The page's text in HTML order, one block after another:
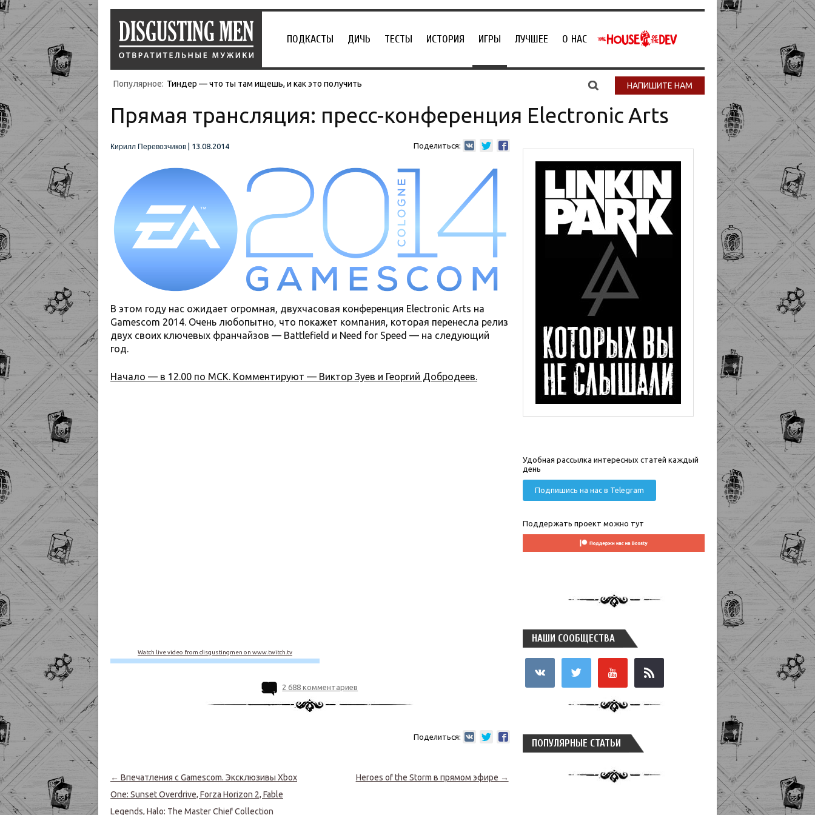
ПОДКАСТЫ ДИЧЬ ТЕСТЫ ИСТОРИЯ ИГРЫ ЛУЧШЕЕ О НАС
Популярное: Тиндер — что ты там ищешь, и как это получить НАПИШИТЕ НАМ
Прямая трансляция: пресс-конференция Electronic Arts
Кирилл Перевозчиков 13.08.2014 Поделиться:
В этом году нас ожидает огромная, двухчасовая конференция Electronic Arts на
Gamescom 2014. Очень любопытно, что покажет компания, которая перенесла релиз
двух своих ключевых франчайзов — Battlefield и Need for Speed — на следующий
год.
Начало — в 12.00 по МСК. Комментируют — Виктор Зуев и Георгий Добродеев.
Watch live video from disgustingmen on www.twitch.tv
2 688 комментариев
Поделиться:
Навигация по записям
← Впечатления с Gamescom. Эксклюзивы Xbox
One: Sunset Overdrive, Forza Horizon 2, Fable
Legends, Halo: The Master Chief Collection
Heroes of the Storm в прямом эфире →
Удобная рассылка интересных статей каждый
день
Подпишись на нас в Telegram
Поддержать проект можно тут
НАШИ СООБЩЕСТВА
ПОПУЛЯРНЫЕ СТАТЬИ